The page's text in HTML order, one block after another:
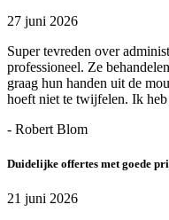
27 juni 2026
Super tevreden over
professioneel. Ze
graag hun handen uit de
hoeft niet te twijfelen. Ik heb
- Robert Blom
Duidelijke offertes met goede
21 juni 2026